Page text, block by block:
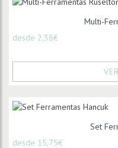
Multi-
desde 2,38€
Set
desde 15,75€